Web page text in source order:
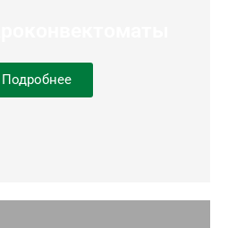
Подробнее